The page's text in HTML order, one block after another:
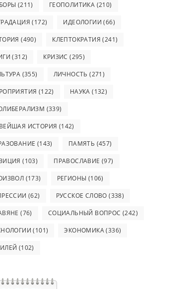
(211) ГЕОПОЛИТИКА (210)
(172) ИДЕОЛОГИИ (66)
(490) КЛЕПТОКРАТИЯ (241)
(312) КРИЗИС (295)
(355) ЛИЧНОСТЬ (271)
(122) НАУКА (132)
(339)
ИСТОРИЯ (142)
(143) ПАМЯТЬ (457)
(103) ПРАВОСЛАВИЕ (97)
(173) РЕГИОНЫ (106)
(62) РУССКОЕ СЛОВО (338)
(76) СОЦИАЛЬНЫЙ ВОПРОС (242)
(101) ЭКОНОМИКА(336)
(102)